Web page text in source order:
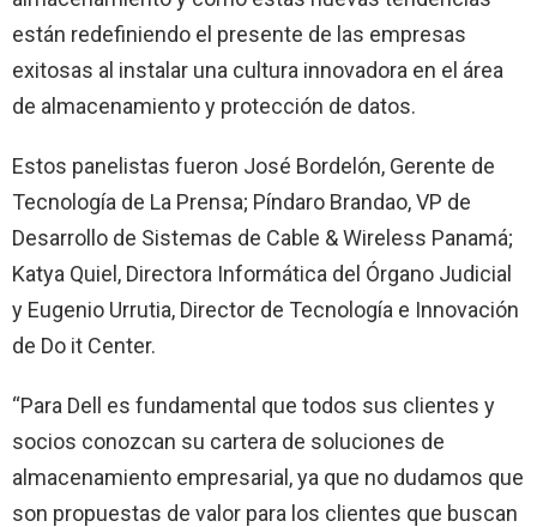
están redefiniendo el presente de las empresas
exitosas al instalar una cultura innovadora en el área
de almacenamiento y protección de datos.
Estos panelistas fueron José Bordelón, Gerente de
Tecnología de La Prensa; Píndaro Brandao, VP de
Desarrollo de Sistemas de Cable & Wireless Panamá;
Katya Quiel, Directora Informática del Órgano Judicial
y Eugenio Urrutia, Director de Tecnología e Innovación
de Do it Center.
“Para Dell es fundamental que todos sus clientes y
socios conozcan su cartera de soluciones de
almacenamiento empresarial, ya que no dudamos que
son propuestas de valor para los clientes que buscan